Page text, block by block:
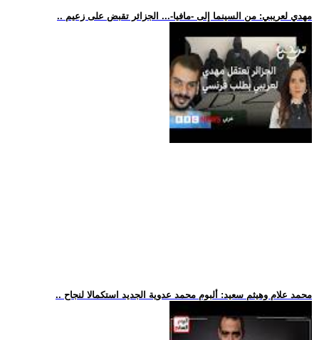
.. مهدي لعريبي: من السينما إلى -مافيا-... الجزائر تقبض على زعيم
.. محمد علام وهيثم سعيد: ألبوم محمد عدوية الجديد استكمالا لنجاح